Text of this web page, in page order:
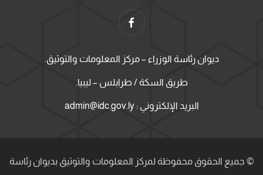
ديوان رئاسة الوزراء – مركز المعلومات والتوثيق.
طريق السكة / طرابلس – ليبيا.
البريد الإلكتروني : admin@idc.gov.ly
© جميع الحقوق محفوظة لمركز المعلومات والتوثيق بديوان رئاسة